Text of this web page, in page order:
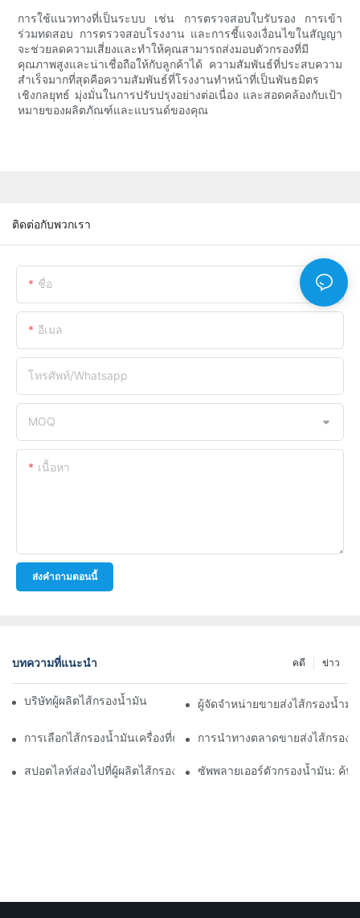
การใช้แนวทางที่เป็นระบบ เช่น การตรวจสอบใบรับรอง การเข้า
ร่วมทดสอบ การตรวจสอบโรงงาน และการชี้แจงเงื่อนไขในสัญญา
จะช่วยลดความเสี่ยงและทำให้คุณสามารถส่งมอบตัวกรองที่มี
คุณภาพสูงและน่าเชื่อถือให้กับลูกค้าได้ ความสัมพันธ์ที่ประสบความ
สำเร็จมากที่สุดคือความสัมพันธ์ที่โรงงานทำหน้าที่เป็นพันธมิตร
เชิงกลยุทธ์ มุ่งมั่นในการปรับปรุงอย่างต่อเนื่อง และสอดคล้องกับเป้า
หมายของผลิตภัณฑ์และแบรนด์ของคุณ
ติดต่อกับพวกเรา
ชื่อ
อีเมล
โทรศัพท์/whatsapp
MOQ
เนื้อหา
ส่งคำถามตอนนี้
บทความที่แนะนำ ข่าว
คดี
บริษัทผู้ผลิตไส้กรองน้ำมันชั้นนำ: ภาพรวมที่ครอบคลุม
ผู้จัดจำหน่ายขายส่งไส้กรองน้ำมั
การเลือกไส้กรองน้ำมันเครื่องที่ถูกต้องสำหรับรุ่นรถของคุณ: ข้อควร
การนำทางตลาดขายส่งไส้กรอง
สปอตไลท์ส่องไปที่ผู้ผลิตไส้กรองน้ำมันชั้นนำและนวัตกรรมของพวกเ
ซัพพลายเออร์ตัวกรองน้ำมัน: ค้